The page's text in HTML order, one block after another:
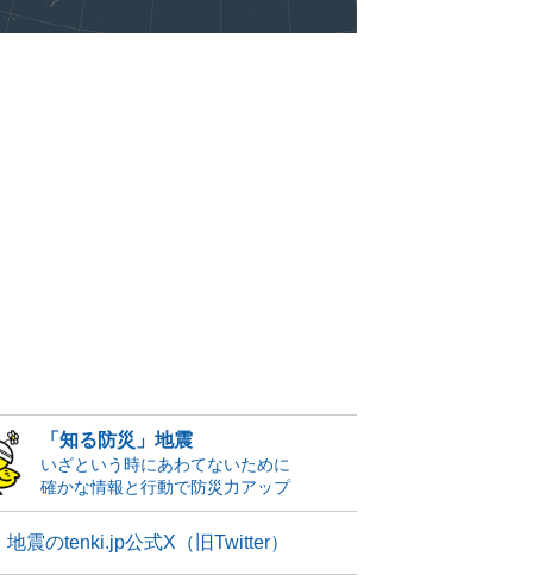
「知る防災」地震
いざという時にあわてないために
確かな情報と行動で防災力アップ
地震のtenki.jp公式X（旧Twitter）